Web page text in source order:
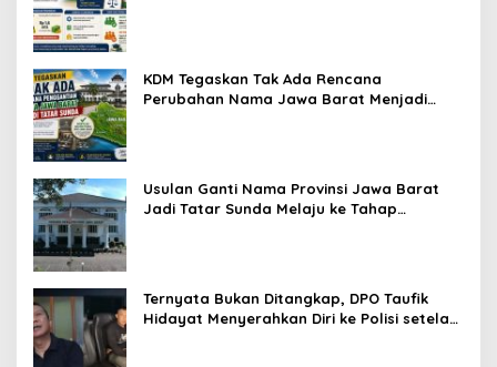
KDM Tegaskan Tak Ada Rencana
Perubahan Nama Jawa Barat Menjadi
Usulan Ganti Nama Provinsi Jawa Barat
Jadi Tatar Sunda Melaju ke Tahap
Ternyata Bukan Ditangkap, DPO Taufik
Hidayat Menyerahkan Diri ke Polisi setelah